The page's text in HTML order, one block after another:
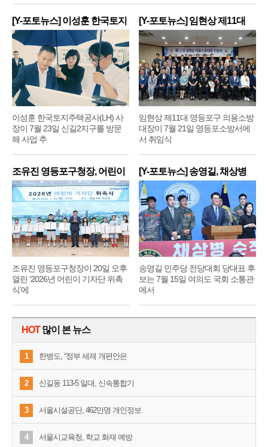
[Y-포토뉴스] 이성훈 한국토지
주
이성훈 한국토지주택공사(LH) 사
장이 7월 23일 신길2지구를 방문
해 사업 추
[Y-포토뉴스] 임현상 제11대
영
임현상 제11대 영등포구 의용소방
대장이 7월 21일 영등포소방서에
서 취임식
조유진 영등포구청장, 어린이
기
조유진 영등포구청장이 20일 오후
열린 ‘2026년 어린이 기자단 위촉
식’에
[Y-포토뉴스] 송영길, 채상병
순
송영길 민주당 전당대회 당대표 후
보는 7월 15일 여의도 국회 소통관
에서
HOT많이 본 뉴스
1 한병도, “정부 세제 개편안은
2 신길동 113-5 일대, 신속통합기
3 서울시설공단, 462만명 개인정보
4 서울시교육청, 학교 화재 예방